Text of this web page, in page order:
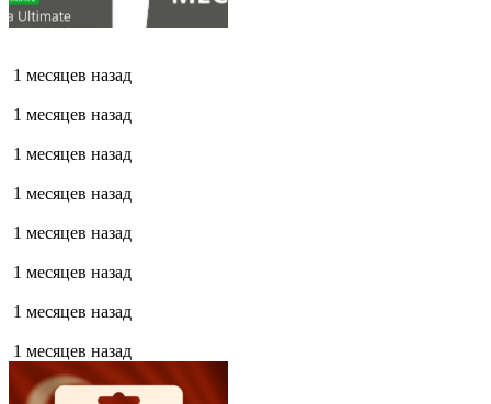
1 месяцев назад
1 месяцев назад
1 месяцев назад
1 месяцев назад
1 месяцев назад
1 месяцев назад
1 месяцев назад
1 месяцев назад